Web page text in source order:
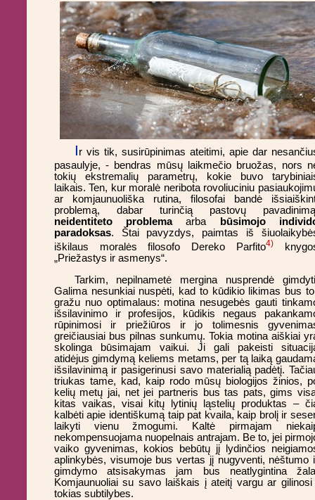
Ir vis tik, susirūpinimas ateitimi, apie dar
pasaulyje, - bendras mūsų laikmečio bruožas, nors
tokių ekstremalių parametrų, kokie buvo
laikais. Ten, kur moralė neribota rovoliuciniu
ar komjaunuoliška rutina, filosofai bandė
problemą, dabar turinčią pastovų
neidentiteto problemaarba
būsimojo
paradoksas. Štai pavyzdys, paimtas iš
iškilaus moralės filosofo Dereko Parfito4)
„Priežastys ir asmenys“.
Tarkim, nepilnametė mergina nusprendė
Galima nesunkiai nuspėti, kad to kūdikio likimas bus
gražu nuo optimalaus: motina nesugebės gauti
išsilavinimo ir profesijos, kūdikis negaus
rūpinimosi ir priežiūros ir jo tolimesnis
greičiausiai bus pilnas sunkumų. Tokia motina aiškiai
skolinga būsimajam vaikui. Ji gali pakeisti
atidėjus gimdymą keliems metams, per tą laiką
išsilavinimą ir pasigerinusi savo materialią padėtį.
triukas tame, kad, kaip rodo mūsų biologijos žinios,
kelių metų jai, net jei partneris bus tas pats, gims
kitas vaikas, visai kitų lytinių ląstelių produktas –
kalbėti apie identiškumą taip pat kvaila, kaip brolį ir
laikyti vienu žmogumi. Kaltė pirmajam
nekompensuojama nuopelnais antrajam. Be to, jei
vaiko gyvenimas, kokios bebūtų jį lydinčios
aplinkybės, visumoje bus vertas jį nugyventi, nėštumo
gimdymo atsisakymas jam bus neatlygintina
Komjaunuoliai su savo laiškais į ateitį vargu ar gilinosi
tokias subtilybes.